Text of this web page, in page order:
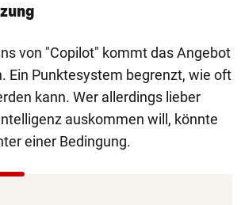
von "Copilot" kommt das Angebot
Ein Punktesystem begrenzt, wie oft
kann. Wer allerdings lieber
auskommen will, könnte
einer Bedingung.